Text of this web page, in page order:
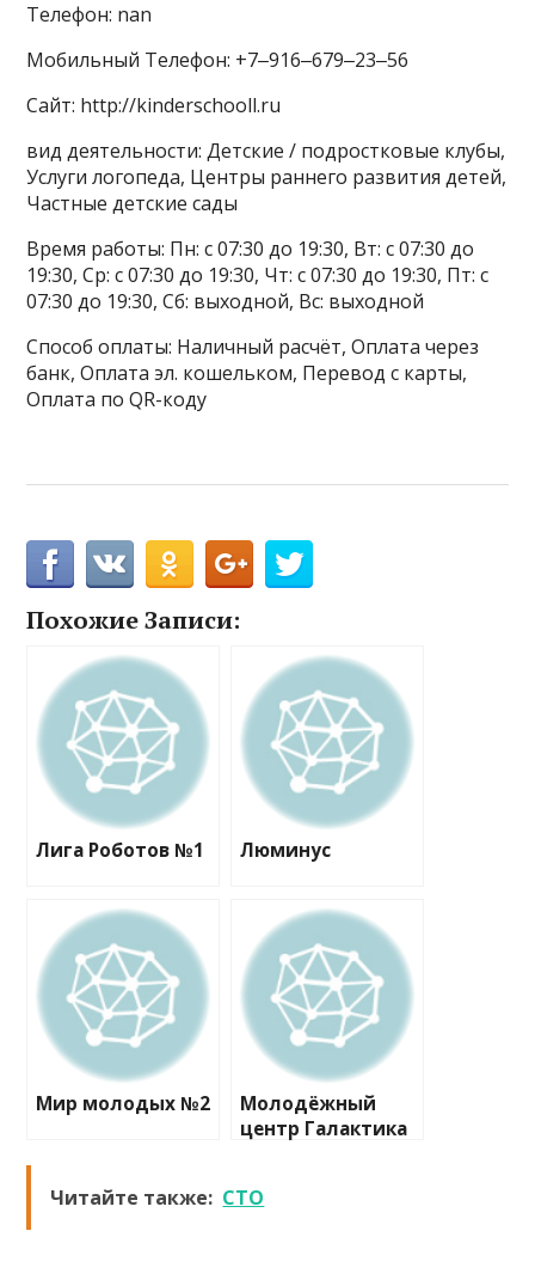
Телефон: nan
Мобильный Телефон: +7‒916‒679‒23‒56
Сайт: http://kinderschooll.ru
вид деятельности: Детские / подростковые клубы,
Услуги логопеда, Центры раннего развития детей,
Частные детские сады
Время работы: Пн: с 07:30 до 19:30, Вт: с 07:30 до
19:30, Ср: с 07:30 до 19:30, Чт: с 07:30 до 19:30, Пт: с
07:30 до 19:30, Сб: выходной, Вс: выходной
Способ оплаты: Наличный расчёт, Оплата через
банк, Оплата эл. кошельком, Перевод с карты,
Оплата по QR-коду
Похожие Записи:
Лига Роботов №1 Люминус
Мир молодых №2
Молодёжный
центр Галактика
Читайте также: СТО